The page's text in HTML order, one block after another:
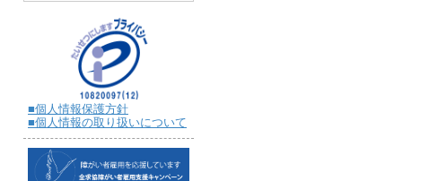
■個人情報保護方針
■個人情報の取り扱いについて